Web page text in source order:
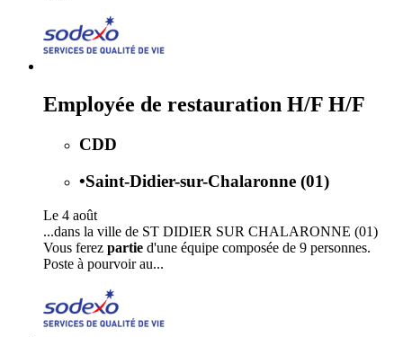
Employée de restauration H/F H/F
CDD
•Saint-Didier-sur-Chalaronne (01)
Le 4 août
...dans la ville de ST DIDIER SUR CHALARONNE (01)
Vous ferez partie d'une équipe composée de 9 personnes.
Poste à pourvoir au...